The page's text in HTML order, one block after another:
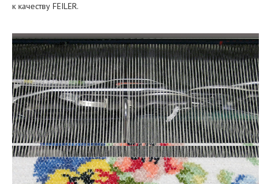
к качеству FEILER.